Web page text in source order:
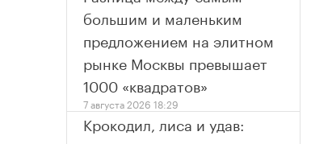
большим и маленьким
предложением на элитном
рынке Москвы превышает
1000 «квадратов»
7 августа 2026 18:29
Крокодил, лиса и удав: